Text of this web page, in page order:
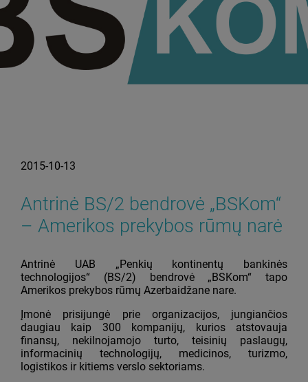
2015-10-13
Antrinė BS/2 bendrovė „BSKom“
– Amerikos prekybos rūmų narė
Antrinė UAB „Penkių kontinentų bankinės
technologijos“ (BS/2) bendrovė „BSKom“ tapo
Amerikos prekybos rūmų Azerbaidžane nare.
Įmonė prisijungė prie organizacijos, jungiančios
daugiau kaip 300 kompanijų, kurios atstovauja
finansų, nekilnojamojo turto, teisinių paslaugų,
informacinių technologijų, medicinos, turizmo,
logistikos ir kitiems verslo sektoriams.